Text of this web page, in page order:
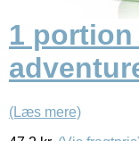
1
(Læs mere)